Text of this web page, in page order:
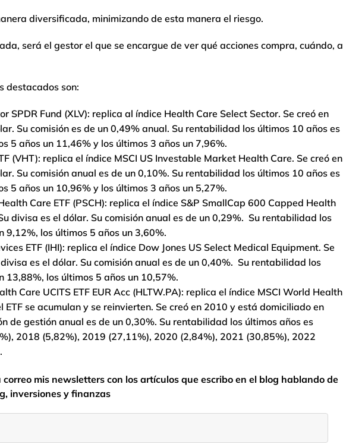
diversificada, minimizando de esta manera el riesgo.
será el gestor el que se encargue de ver qué acciones compra, cuándo,
destacados son:
SPDR Fund (XLV): replica al índice Health Care Select Sector. Se creó en
Su comisión es de un 0,49% anual. Su rentabilidad los últimos 10 años es
5 años un 11,46% y los últimos 3 años un 7,96%.
(VHT): replica el índice MSCI US Investable Market Health Care. Se creó en
Su comisión anual es de un 0,10%. Su rentabilidad los últimos 10 años es
5 años un 10,96% y los últimos 3 años un 5,27%.
Care ETF (PSCH): replica el índice S&P SmallCap 600 Capped Health
divisa es el dólar. Su comisión anual es de un 0,29%. Su rentabilidad los
9,12%, los últimos 5 años un 3,60%.
ETF (IHI): replica el índice Dow Jones US Select Medical Equipment. Se
es el dólar. Su comisión anual es de un 0,40%. Su rentabilidad los
13,88%, los últimos 5 años un 10,57%.
Care UCITS ETF EUR Acc (HLTW.PA): replica el índice MSCI World Health
ETF se acumulan y se reinvierten. Se creó en 2010 y está domiciliado en
de gestión anual es de un 0,30%. Su rentabilidad los últimos años es
2018 (5,82%), 2019 (27,11%), 2020 (2,84%), 2021 (30,85%), 2022
mis newsletters con los artículos que escribo en el blog hablando de
inversiones y finanzas